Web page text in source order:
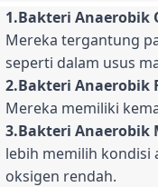
1.Bakteri Anaerobik
Mereka tergantung
seperti dalam usus
2.Bakteri Anaerobik
Mereka memiliki
3.Bakteri
lebih memilih kondisi
oksigen rendah.